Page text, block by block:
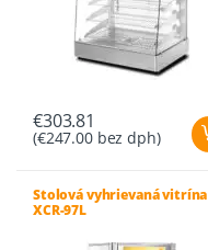
€303.81
(€247.00bez dph)
Stolová vyhrievaná vitrína
XCR-97L